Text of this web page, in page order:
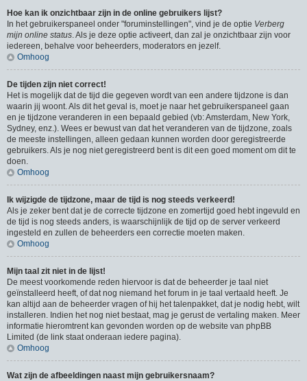
Hoe kan ik onzichtbaar zijn in de online gebruikers lijst?
In het gebruikerspaneel onder "foruminstellingen", vind je de optie Verberg
mijn online status. Als je deze optie activeert, dan zal je onzichtbaar zijn voor
iedereen, behalve voor beheerders, moderators en jezelf.
Omhoog
De tijden zijn niet correct!
Het is mogelijk dat de tijd die gegeven wordt van een andere tijdzone is dan
waarin jij woont. Als dit het geval is, moet je naar het gebruikerspaneel gaan
en je tijdzone veranderen in een bepaald gebied (vb: Amsterdam, New York,
Sydney, enz.). Wees er bewust van dat het veranderen van de tijdzone, zoals
de meeste instellingen, alleen gedaan kunnen worden door geregistreerde
gebruikers. Als je nog niet geregistreerd bent is dit een goed moment om dit te
doen.
Omhoog
Ik wijzigde de tijdzone, maar de tijd is nog steeds verkeerd!
Als je zeker bent dat je de correcte tijdzone en zomertijd goed hebt ingevuld en
de tijd is nog steeds anders, is waarschijnlijk de tijd op de server verkeerd
ingesteld en zullen de beheerders een correctie moeten maken.
Omhoog
Mijn taal zit niet in de lijst!
De meest voorkomende reden hiervoor is dat de beheerder je taal niet
geïnstalleerd heeft, of dat nog niemand het forum in je taal vertaald heeft. Je
kan altijd aan de beheerder vragen of hij het talenpakket, dat je nodig hebt, wilt
installeren. Indien het nog niet bestaat, mag je gerust de vertaling maken. Meer
informatie hieromtrent kan gevonden worden op de website van phpBB
Limited (de link staat onderaan iedere pagina).
Omhoog
Wat zijn de afbeeldingen naast mijn gebruikersnaam?